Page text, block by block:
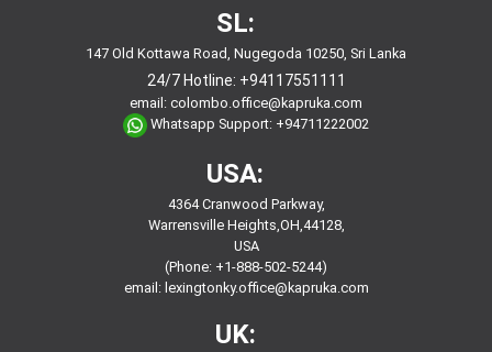
SL:
147 Old Kottawa Road, Nugegoda 10250, Sri Lanka
24/7 Hotline: +94117551111
email: colombo.office@kapruka.com
Whatsapp Support: +94711222002
USA:
4364 Cranwood Parkway,
Warrensville Heights,OH,44128,
USA
(Phone: +1-888-502-5244)
email: lexingtonky.office@kapruka.com
UK: